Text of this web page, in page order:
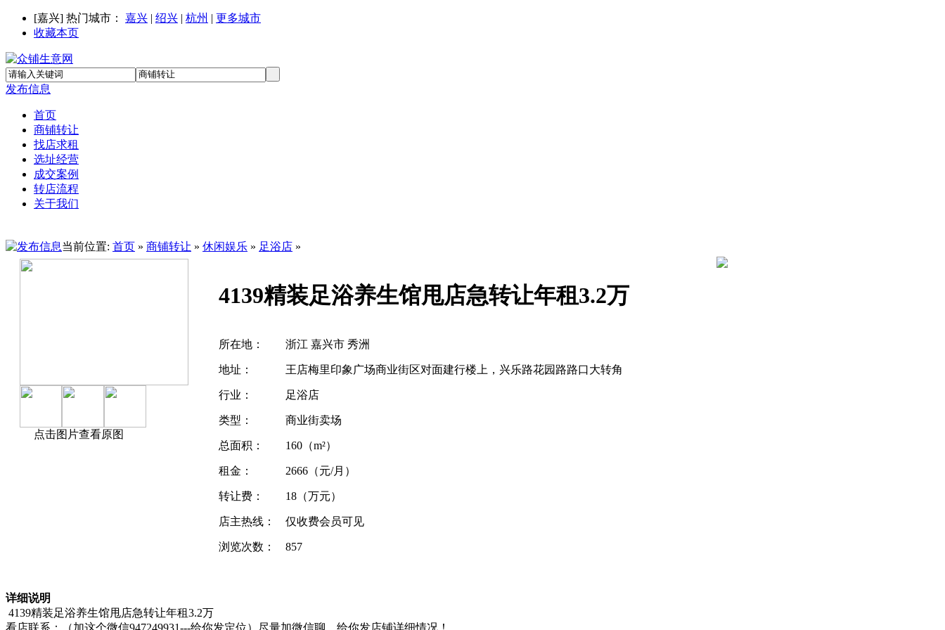
[嘉兴] 热门城市： 嘉兴 | 绍兴 | 杭州 | 更多城市
收藏本页
发布信息
首页
商铺转让
找店求租
选址经营
成交案例
转店流程
关于我们
当前位置: 首页 » 商铺转让 » 休闲娱乐 » 足浴店 »
点击图片查看原图
4139精装足浴养生馆甩店急转让年租3.2万
所在地： 浙江 嘉兴市 秀洲
地址： 王店梅里印象广场商业街区对面建行楼上，兴乐路花园路路口大转角
行业： 足浴店
类型： 商业街卖场
总面积： 160（m²）
租金： 2666（元/月）
转让费： 18（万元）
店主热线： 仅收费会员可见
浏览次数： 857
详细说明
4139精装足浴养生馆甩店急转让年租3.2万
看店联系：（加这个微信947249931---给你发定位）尽量加微信聊，给你发店铺详细情况！